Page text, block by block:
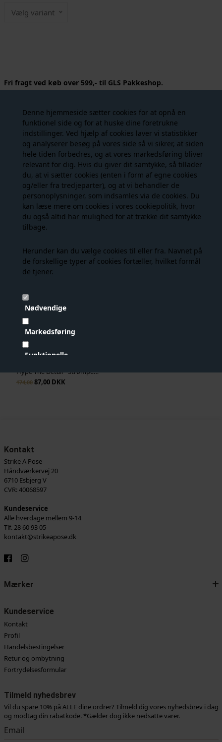
Denne hjemmeside sætter cookies for at opnå en
funktionel side og for at huske dine foretrukne
indstillinger. Ved hjælp af cookies laver vi statistikker
og analyserer besøg på vores side så vi sikrer, at siden
hele tiden forbedres, og at vores markedsføring bliver
relevant for dig. Hvis du giver dit samtykke, så tillader
du, at vi sætter cookies (enten i form af egne cookies
og/eller fra tredjeparter), og at vi behandler de
personoplysninger, som indsamles via de cookies. Du
kan læse mere om cookies i vores cookiepolitik, hvor
du også altid har mulighed for at trække dit samtykke
tilbage.
Herunder kan du vælge cookies til eller fra. Navnet på
de forskellige typer af cookies fortæller, hvilket formål
de tjener.
Nødvendige
Markedsføring
Funktionelle
Statistiske
Vælg variant
Fri fragt ved køb over 599,- til GLS Pakkeshop.
Lækre strømpebukser i tyndt microfiber i sort. En virkelig lækker
basis strømpebuks, som er behagelige at have på.
Materiale:85% Polyamid, 15% Elastan
Farve:Black
Stylenummer:16660-1100
Vaskeanvisning: 30 grader skånevask (vaskepose anbefales)
Måske er du også interesseret i
- 50%
Hype The Detail - Strømpebukser Logo - Golden
174,0087,00 DKK
Kontakt
Strike A Pose
Håndværkervej 20
6710 Esbjerg V
CVR: 40068597
Kundeservice
Alle hverdage mellem 9-14
Tlf. 28 60 93 05
kontakt@strikeapose.dk
Mærker
Kundeservice
Kontakt
Profil
Handelsbestingelser
Retur og ombytning
Fortrydelsesformular
Tilmeld nyhedsbrev
Vil du spare 10% på ALLE dine ordrer? Tilmeld dig vores nyhedsbrev i dag
og modtag din rabatkode. *Gælder dog ikke nedsatte varer.